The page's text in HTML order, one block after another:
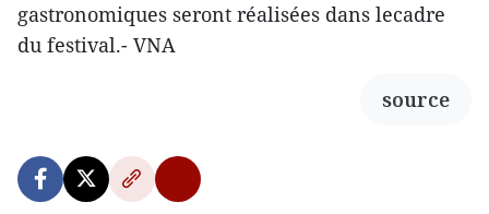
gastronomiques seront réalisées dans lecadre
du festival.- VNA
source